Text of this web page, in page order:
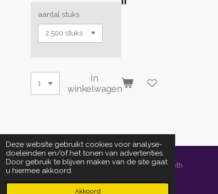
Deze website gebruikt cookies voor analyse-
doeleinden en/of het tonen van advertenties.
Door gebruik te blijven maken van de site gaat
u hiermee akkoord.
Akkoord
aantal stuks
In
winkelwagen
© 2014 - 2026 localprintservice.nl | powered by Schoth
Informedia Groep bv
Powered by